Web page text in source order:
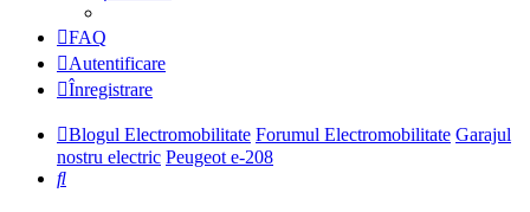
FAQ
Autentificare
Înregistrare
Blogul Electromobilitate Forumul Electromobilitate Garajul
nostru electric Peugeot e-208
Căutare